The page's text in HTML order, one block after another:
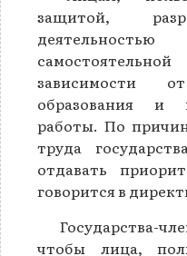
защитой,
зависимости
образования и
работы. По
труда
отдавать
говорится в
чтобы лица,